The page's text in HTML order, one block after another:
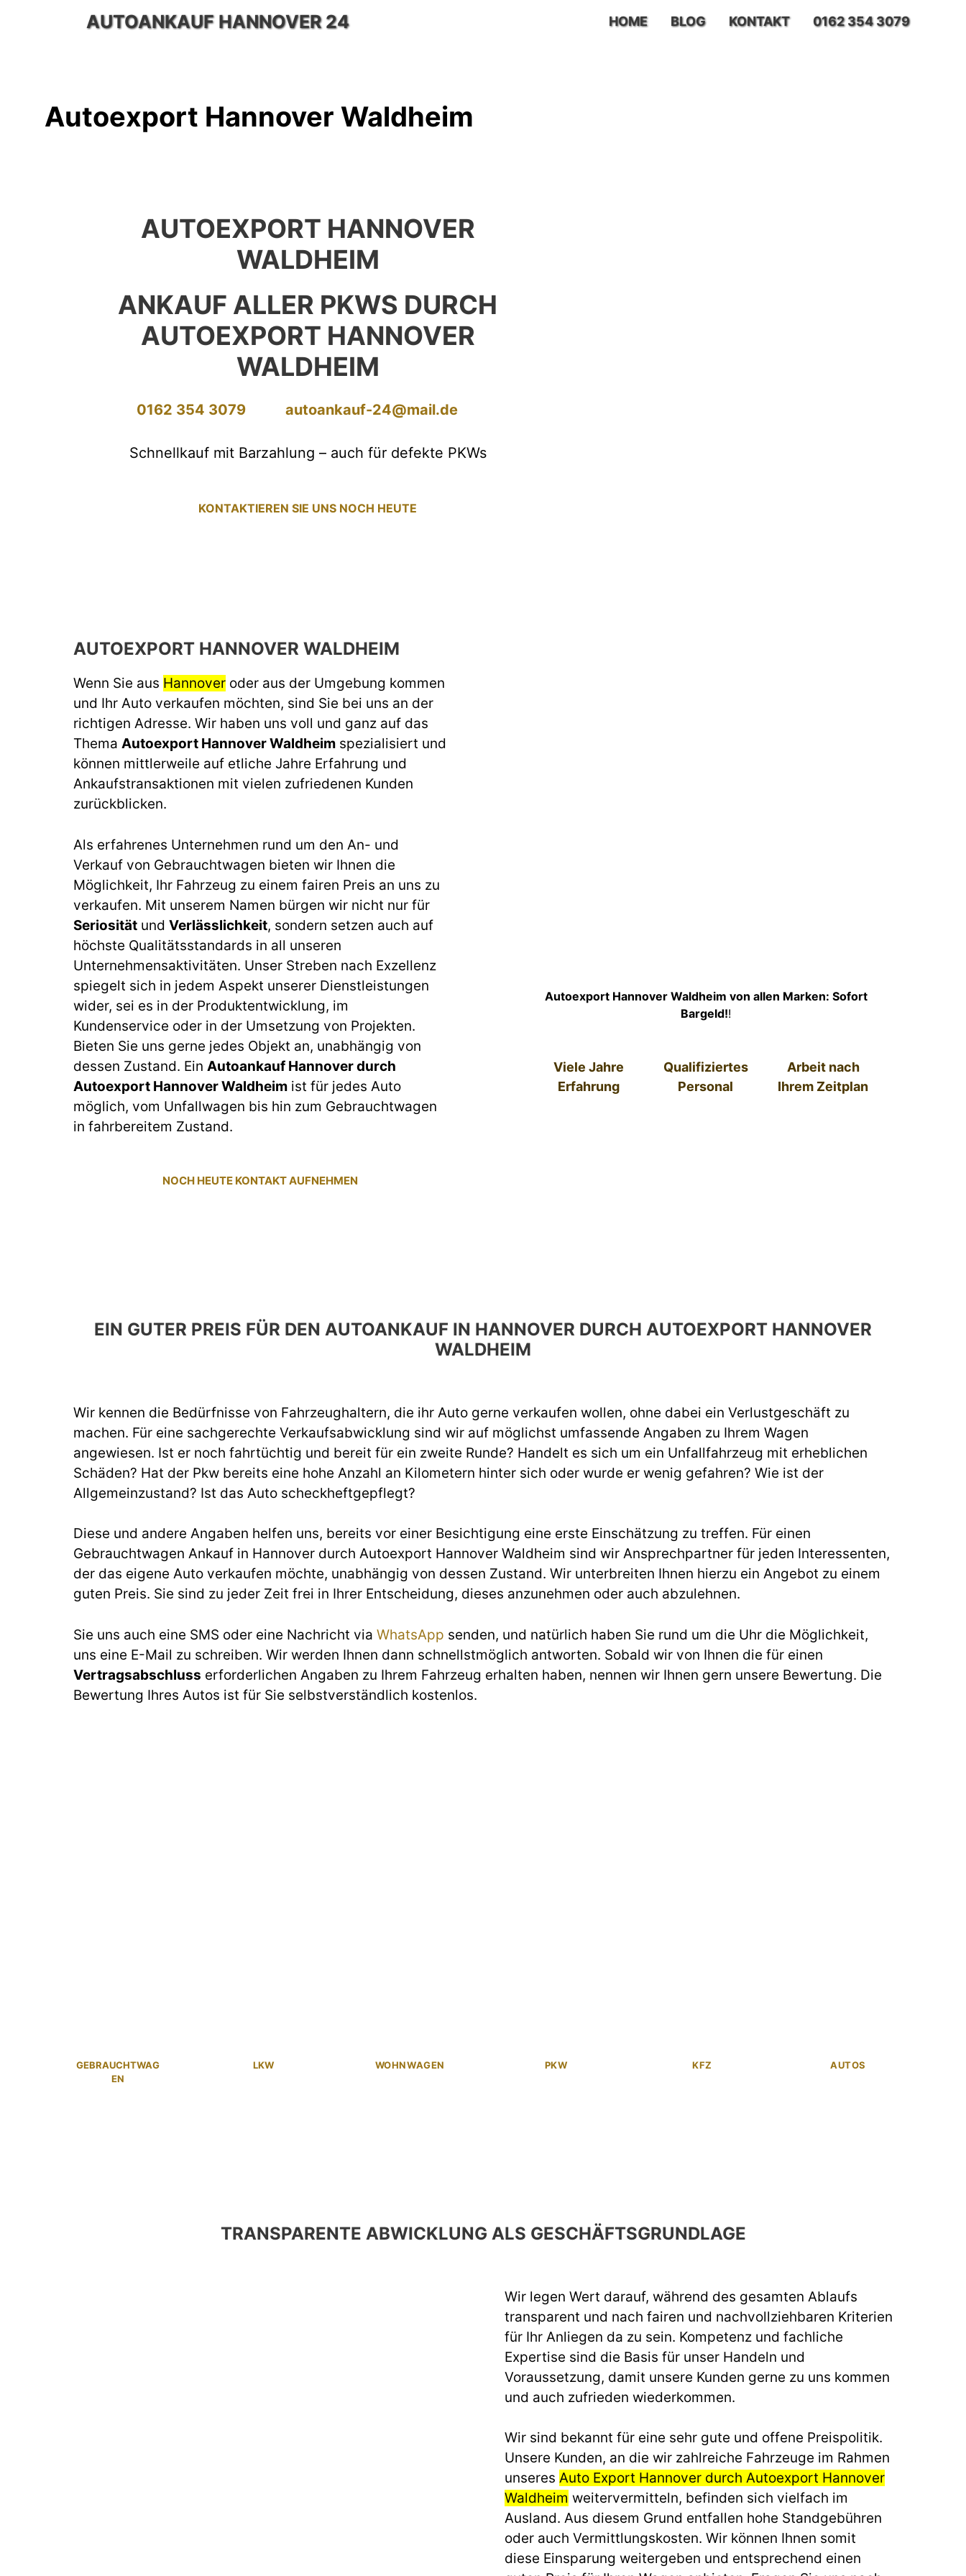
AUTOANKAUF HANNOVER 24 HOME BLOG KONTAKT 0162 354 3079
Autoexport Hannover Waldheim
AUTOEXPORT HANNOVER
WALDHEIM
ANKAUF ALLER PKWS DURCH
AUTOEXPORT HANNOVER
WALDHEIM
0162 354 3079 autoankauf-24@mail.de
Schnellkauf mit Barzahlung – auch für defekte PKWs
KONTAKTIEREN SIE UNS NOCH HEUTE
AUTOEXPORT HANNOVER WALDHEIM
Wenn Sie aus Hannover oder aus der Umgebung kommen
und Ihr Auto verkaufen möchten, sind Sie bei uns an der
richtigen Adresse. Wir haben uns voll und ganz auf das
Thema Autoexport Hannover Waldheim spezialisiert und
können mittlerweile auf etliche Jahre Erfahrung und
Ankaufstransaktionen mit vielen zufriedenen Kunden
zurückblicken.
Als erfahrenes Unternehmen rund um den An- und
Verkauf von Gebrauchtwagen bieten wir Ihnen die
Möglichkeit, Ihr Fahrzeug zu einem fairen Preis an uns zu
verkaufen. Mit unserem Namen bürgen wir nicht nur für
Seriosität und Verlässlichkeit, sondern setzen auch auf
höchste Qualitätsstandards in all unseren
Unternehmensaktivitäten. Unser Streben nach Exzellenz
spiegelt sich in jedem Aspekt unserer Dienstleistungen
wider, sei es in der Produktentwicklung, im
Kundenservice oder in der Umsetzung von Projekten.
Bieten Sie uns gerne jedes Objekt an, unabhängig von
dessen Zustand. Ein Autoankauf Hannover durch
Autoexport Hannover Waldheim ist für jedes Auto
möglich, vom Unfallwagen bis hin zum Gebrauchtwagen
in fahrbereitem Zustand.
NOCH HEUTE KONTAKT AUFNEHMEN
Autoexport Hannover Waldheim von allen Marken: Sofort
Bargeld!!
Viele Jahre
Erfahrung
Qualifiziertes
Personal
Arbeit nach
Ihrem Zeitplan
EIN GUTER PREIS FÜR DEN AUTOANKAUF IN HANNOVER DURCH AUTOEXPORT HANNOVER
WALDHEIM
Wir kennen die Bedürfnisse von Fahrzeughaltern, die ihr Auto gerne verkaufen wollen, ohne dabei ein Verlustgeschäft zu
machen. Für eine sachgerechte Verkaufsabwicklung sind wir auf möglichst umfassende Angaben zu Ihrem Wagen
angewiesen. Ist er noch fahrtüchtig und bereit für ein zweite Runde? Handelt es sich um ein Unfallfahrzeug mit erheblichen
Schäden? Hat der Pkw bereits eine hohe Anzahl an Kilometern hinter sich oder wurde er wenig gefahren? Wie ist der
Allgemeinzustand? Ist das Auto scheckheftgepflegt?
Diese und andere Angaben helfen uns, bereits vor einer Besichtigung eine erste Einschätzung zu treffen. Für einen
Gebrauchtwagen Ankauf in Hannover durch Autoexport Hannover Waldheim sind wir Ansprechpartner für jeden Interessenten,
der das eigene Auto verkaufen möchte, unabhängig von dessen Zustand. Wir unterbreiten Ihnen hierzu ein Angebot zu einem
guten Preis. Sie sind zu jeder Zeit frei in Ihrer Entscheidung, dieses anzunehmen oder auch abzulehnen.
Sie uns auch eine SMS oder eine Nachricht via WhatsApp senden, und natürlich haben Sie rund um die Uhr die Möglichkeit,
uns eine E-Mail zu schreiben. Wir werden Ihnen dann schnellstmöglich antworten. Sobald wir von Ihnen die für einen
Vertragsabschluss erforderlichen Angaben zu Ihrem Fahrzeug erhalten haben, nennen wir Ihnen gern unsere Bewertung. Die
Bewertung Ihres Autos ist für Sie selbstverständlich kostenlos.
GEBRAUCHTWAG
EN
LKW WOHNWAGEN PKW KFZ AUTOS
TRANSPARENTE ABWICKLUNG ALS GESCHÄFTSGRUNDLAGE
Wir legen Wert darauf, während des gesamten Ablaufs
transparent und nach fairen und nachvollziehbaren Kriterien
für Ihr Anliegen da zu sein. Kompetenz und fachliche
Expertise sind die Basis für unser Handeln und
Voraussetzung, damit unsere Kunden gerne zu uns kommen
und auch zufrieden wiederkommen.
Wir sind bekannt für eine sehr gute und offene Preispolitik.
Unsere Kunden, an die wir zahlreiche Fahrzeuge im Rahmen
unseres Auto Export Hannover durch Autoexport Hannover
Waldheim weitervermitteln, befinden sich vielfach im
Ausland. Aus diesem Grund entfallen hohe Standgebühren
oder auch Vermittlungskosten. Wir können Ihnen somit
diese Einsparung weitergeben und entsprechend einen